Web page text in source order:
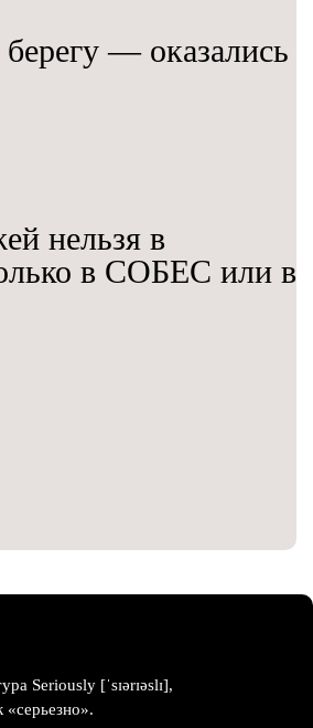
— оказались
нельзя в
в СОБЕС или в
Seriously [ˈsɪərɪəslɪ],